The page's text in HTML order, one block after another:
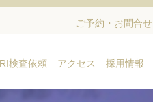
ご予約・お問合せ
検査依頼 アクセス 採用情報